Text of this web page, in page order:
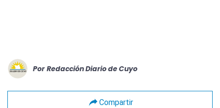
Por Redacción Diario de Cuyo
Compartir